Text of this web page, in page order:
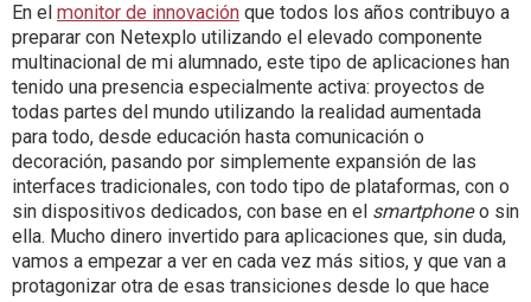
En el monitor de innovación que todos los años contribuyo a
preparar con Netexplo utilizando el elevado componente
multinacional de mi alumnado, este tipo de aplicaciones han
tenido una presencia especialmente activa: proyectos de
todas partes del mundo utilizando la realidad aumentada
para todo, desde educación hasta comunicación o
decoración, pasando por simplemente expansión de las
interfaces tradicionales, con todo tipo de plataformas, con o
sin dispositivos dedicados, con base en el smartphoneo sin
ella. Mucho dinero invertido para aplicaciones que, sin duda,
vamos a empezar a ver en cada vez más sitios, y que van a
protagonizar otra de esas transiciones desde lo que hace